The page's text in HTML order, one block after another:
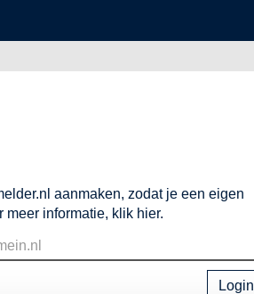
aanmaken, zodat je een eigen
meer informatie, klik hier.
Login